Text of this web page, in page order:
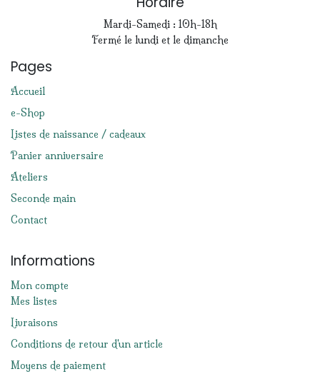
Mardi-Samedi : 10h-18h
Fermé le lundi et le dimanche
Pages
Accueil
e-Shop
Listes de naissance / cadeaux
Panier anniversaire
Ateliers
Seconde main
Contact
Informations
Mon compte
Mes listes
Livraisons
Conditions de retour d'un article
Moyens de paiement